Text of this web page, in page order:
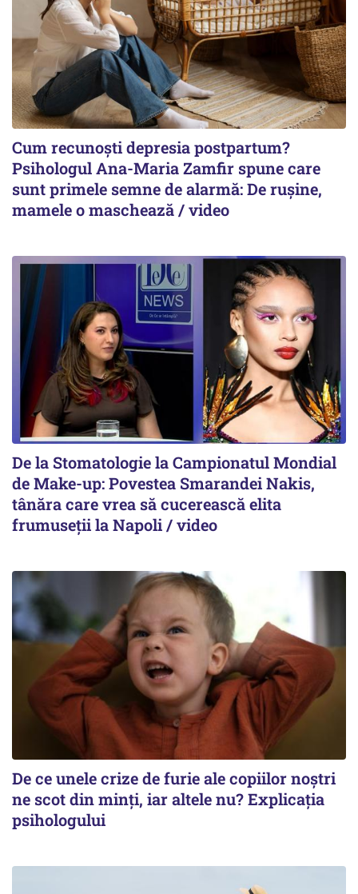
Cum recunoști depresia postpartum?
Psihologul Ana-Maria Zamfir spune care
sunt primele semne de alarmă: De rușine,
mamele o maschează / video
De la Stomatologie la Campionatul Mondial
de Make-up: Povestea Smarandei Nakis,
tânăra care vrea să cucerească elita
frumuseții la Napoli / video
De ce unele crize de furie ale copiilor noștri
ne scot din minți, iar altele nu? Explicația
psihologului